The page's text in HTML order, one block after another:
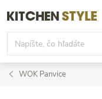
na
obsah
WOK Panvice